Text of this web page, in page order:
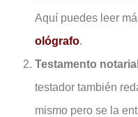
Aquí puedes leer
ológrafo.
Testamento
testador también
mismo pero se la